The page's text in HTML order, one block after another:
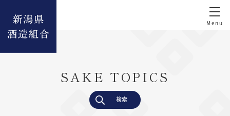
SAKE TOPICS
検索